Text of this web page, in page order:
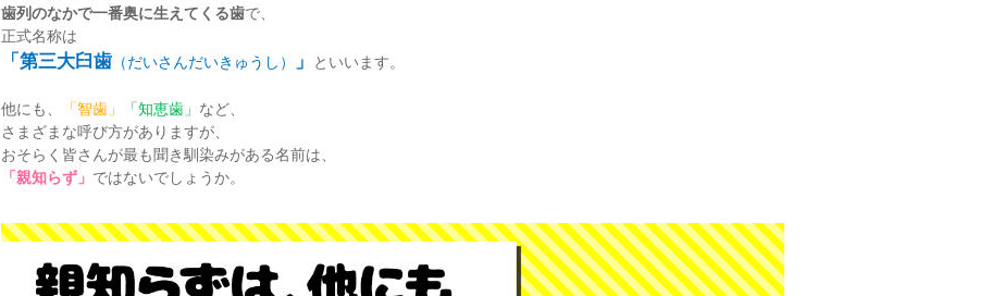
歯列のなかで一番奥に生えてくる歯で、
正式名称は
「第三大臼歯 （だいさんだいきゅうし） 」 といいます。
他にも、 「智歯」 「知恵歯」 など、
さまざまな呼び方がありますが、
おそらく皆さんが最も聞き馴染みがある名前は、
「親知らず」 ではないでしょうか。